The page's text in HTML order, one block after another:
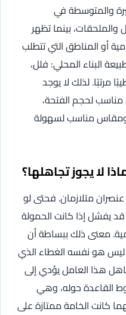
والمتوسطة في
والملحقات، بينما تظهر
أو المناطق التي تتطلب
البناء المحلي: فلل،
مرتبًا. لذلك لا يوجد
لحجم الفتحة،
مناسب لسهولة
لا يجوز تجاهلها؟
عنصران متلازمان. فحتى لو
يفشل إذا كانت الحمولة
معنى ذلك ببساطة أن
هو نفسه الغطاء الذي
هذا العامل يؤدي إلى
القاعدة حوله، وهي
كانت الخامة ممتازة على